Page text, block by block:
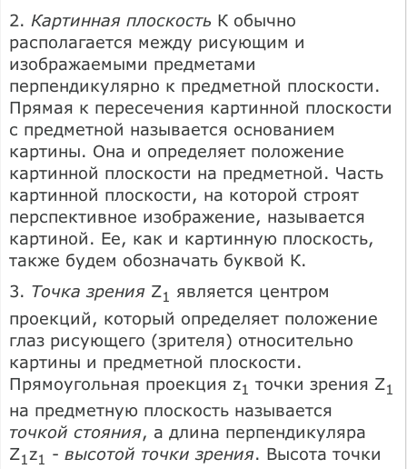
2. Картинная плоскость К обычно
располагается между рисующим и
изображаемыми предметами
перпендикулярно к предметной плоскости.
Прямая к пересечения картинной плоскости
с предметной называется основанием
картины. Она и определяет положение
картинной плоскости на предметной. Часть
картинной плоскости, на которой строят
перспективное изображение, называется
картиной. Ее, как и картинную плоскость,
также будем обозначать буквой К.
3. Точка зрения Z1
является центром
проекций, который определяет положение
глаз рисующего (зрителя) относительно
картины и предметной плоскости.
Прямоугольная проекция z1 точки зрения Z1
на предметную плоскость называется
точкой стояния, а длина перпендикуляра
Z1 z1 - высотой точки зрения. Высота точки